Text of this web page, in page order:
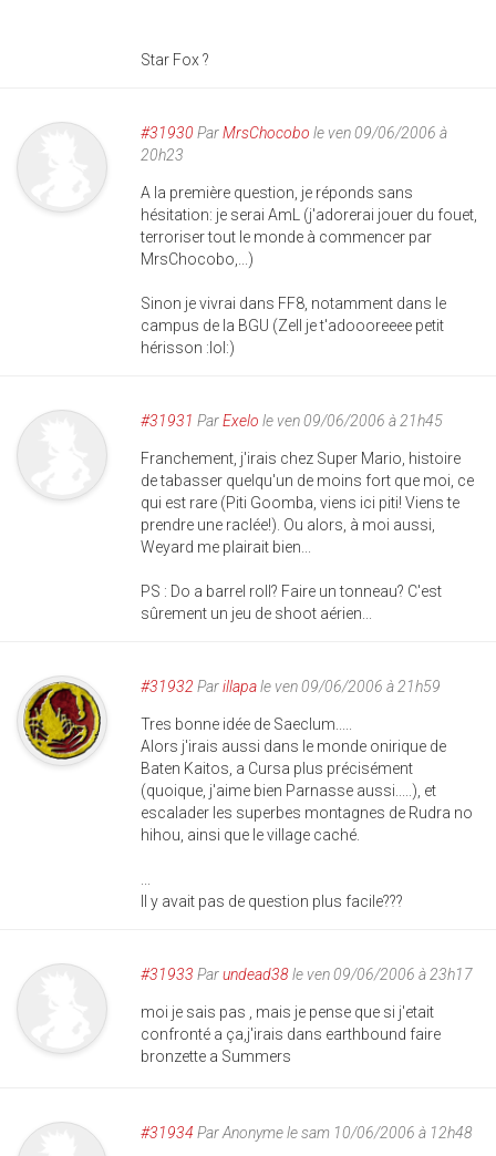
Star Fox ?
#31930 ParMrsChocobo le ven 09/06/2006 à
20h23
A la première question, je réponds sans
hésitation: je serai AmL (j'adorerai jouer du fouet,
terroriser tout le monde à commencer par
MrsChocobo,...)
Sinon je vivrai dans FF8, notamment dans le
campus de la BGU (Zell je t'adoooreeee petit
hérisson :lol:)
#31931 ParExelo le ven 09/06/2006 à 21h45
Franchement, j'irais chez Super Mario, histoire
de tabasser quelqu'un de moins fort que moi, ce
qui est rare (Piti Goomba, viens ici piti! Viens te
prendre une raclée!). Ou alors, à moi aussi,
Weyard me plairait bien...
PS : Do a barrel roll? Faire un tonneau? C'est
sûrement un jeu de shoot aérien...
#31932 Parillapale ven 09/06/2006 à 21h59
Tres bonne idée de Saeclum.....
Alors j'irais aussi dans le monde onirique de
Baten Kaitos, a Cursa plus précisément
(quoique, j'aime bien Parnasse aussi.....), et
escalader les superbes montagnes de Rudra no
hihou, ainsi que le village caché.
...
Il y avait pas de question plus facile???
#31933 Parundead38le ven 09/06/2006 à 23h17
moi je sais pas , mais je pense que si j'etait
confronté a ça,j'irais dans earthbound faire
bronzette a Summers
#31934 ParAnonymele sam 10/06/2006 à 12h48